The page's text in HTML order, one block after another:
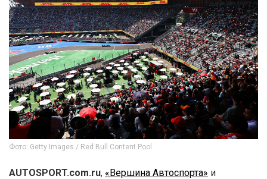
Фото: Getty Images / Red Bull Content Pool
AUTOSPORT.com.ru, «Вершина Автоспорта» и